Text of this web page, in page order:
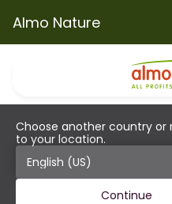
Almo Nature
Choose another country
to your location.
Continue